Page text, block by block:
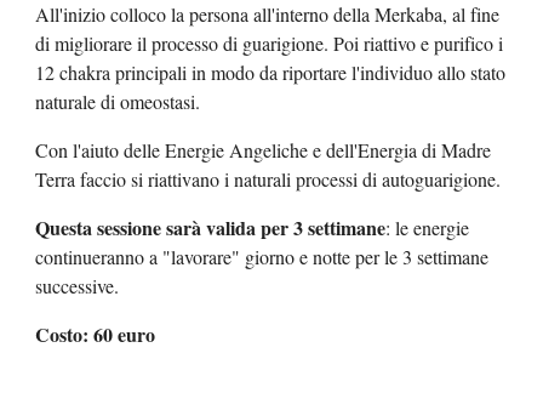
All'inizio colloco la persona all'interno della Merkaba, al fine
di migliorare il processo di guarigione. Poi riattivo e purifico i
12 chakra principali in modo da riportare l'individuo allo stato
naturale di omeostasi.
Con l'aiuto delle Energie Angeliche e dell'Energia di Madre
Terra faccio si riattivano i naturali processi di autoguarigione.
Questa sessione sarà valida per 3 settimane: le energie
continueranno a "lavorare" giorno e notte per le 3 settimane
successive.
Costo: 60 euro